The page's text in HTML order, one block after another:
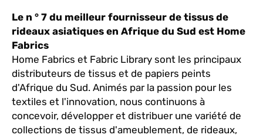
Le n ° 7 du meilleur fournisseur de tissus de
rideaux asiatiques en Afrique du Sud est Home
Fabrics
Home Fabrics et Fabric Library sont les principaux
distributeurs de tissus et de papiers peints
d'Afrique du Sud. Animés par la passion pour les
textiles et l'innovation, nous continuons à
concevoir, développer et distribuer une variété de
collections de tissus d'ameublement, de rideaux,